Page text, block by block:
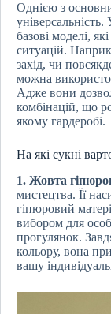
Однією з
універсальність.
базові моделі,
ситуацій.
захід, чи
можна
Адже вони
комбінацій, що
якому гардеробі.
На які сукні
1. Жовта
мистецтва. Її
гіпюровий
вибором для
прогулянок.
кольору, вона
вашу